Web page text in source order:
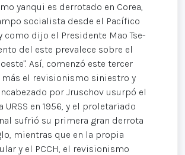
yanqui es derrotado en Corea,
socialista desde el Pacífico
como dijo el Presidente Mao Tse-
del este prevalece sobre el
Así, comenzó este tercer
más el revisionismo siniestro y
por Jruschov usurpó el
URSS en 1956, y el proletariado
sufrió su primera gran derrota
mientras que en la propia
y el PCCH, el revisionismo